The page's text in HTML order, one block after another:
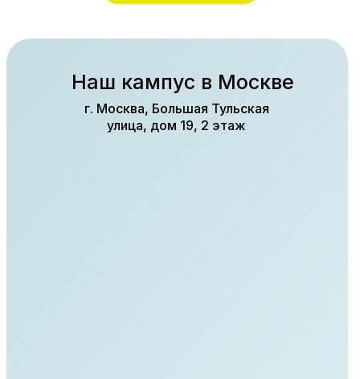
Наш кампус в Москве
г. Москва, Большая Тульская
улица, дом 19, 2 этаж